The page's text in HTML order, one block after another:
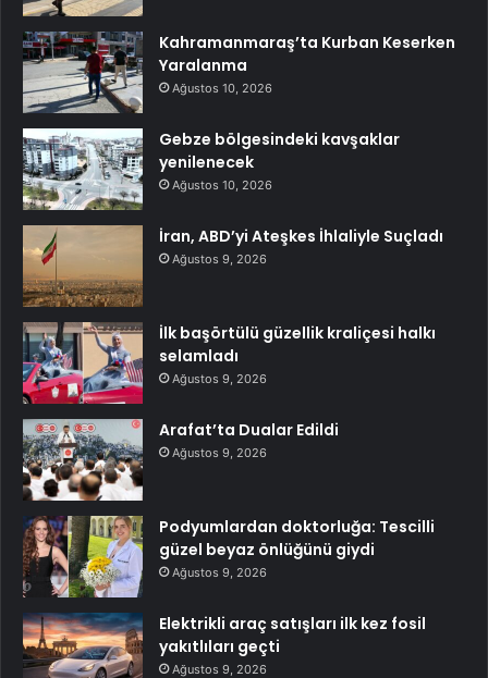
Kahramanmaraş’ta Kurban Keserken
Yaralanma
Ağustos 10, 2026
Gebze bölgesindeki kavşaklar
yenilenecek
Ağustos 10, 2026
İran, ABD’yi Ateşkes İhlaliyle Suçladı
Ağustos 9, 2026
İlk başörtülü güzellik kraliçesi halkı
selamladı
Ağustos 9, 2026
Arafat’ta Dualar Edildi
Ağustos 9, 2026
Podyumlardan doktorluğa: Tescilli
güzel beyaz önlüğünü giydi
Ağustos 9, 2026
Elektrikli araç satışları ilk kez fosil
yakıtlıları geçti
Ağustos 9, 2026